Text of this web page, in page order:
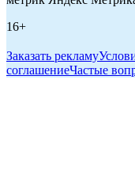
16+
Заказать рекламу
соглашениеЧастые